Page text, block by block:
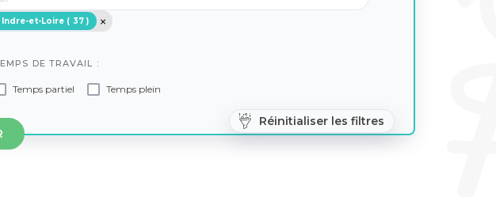
Indre-et-Loire ( 37 )
Réinitialiser les filtres
DE TRAVAIL :
Temps partiel Temps plein